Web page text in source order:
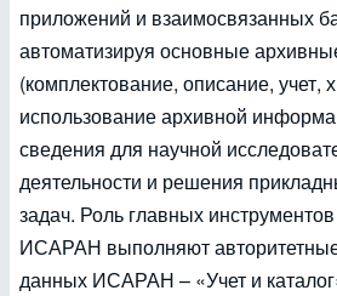
приложений и взаимосвязанных
автоматизируя основные
(комплектование, описание, учет,
использование архивной
сведения для научной
деятельности и решения
задач. Роль главных
ИСАРАН выполняют авторитетные
данных ИСАРАН – «Учет и